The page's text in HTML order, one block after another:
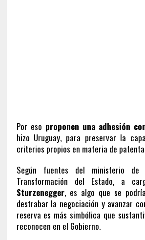
Por eso proponen una adhesión
hizo Uruguay, para preservar la
criterios propios en materia de
Según fuentes del ministerio de
Transformación del Estado, a
Sturzenegger, es algo que se
destrabar la negociación y avanzar
reserva es más simbólica que
reconocen en el Gobierno.